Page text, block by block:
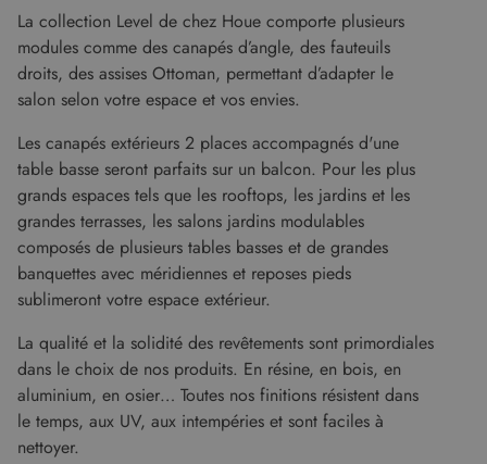
La collection Level de chez Houe comporte plusieurs
modules comme des canapés d’angle, des fauteuils
droits, des assises Ottoman, permettant d’adapter le
salon selon votre espace et vos envies.
Les canapés extérieurs 2 places accompagnés d'une
table basse seront parfaits sur un balcon. Pour les plus
grands espaces tels que les rooftops, les jardins et les
grandes terrasses, les salons jardins modulables
composés de plusieurs tables basses et de grandes
banquettes avec méridiennes et reposes pieds
sublimeront votre espace extérieur.
La qualité et la solidité des revêtements sont primordiales
dans le choix de nos produits. En résine, en bois, en
aluminium, en osier… Toutes nos finitions résistent dans
le temps, aux UV, aux intempéries et sont faciles à
nettoyer.
Ciblage
Fonctionnalité Non classifiés
Les cookies strictement nécessaires habilitent
des fonctionnalités de base du site Web telles
que la connexion des utilisateurs et la gestion
correctement sans les cookies strictement
Nom
Fournisseur/
Domaine
Expiration
CookieScriptConsent
CookieScript
www.malouet.fr
5 mois 4
semaines